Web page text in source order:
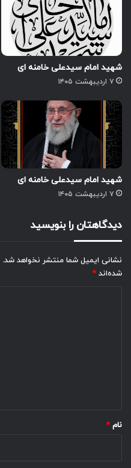
شهید امام سیدعلی خامنه ای
۷ اردیبهشت ۱۴۰۵
شهید امام سیدعلی خامنه ای
۷ اردیبهشت ۱۴۰۵
دیدگاهتان را بنویسید
نشانی ایمیل شما منتشر نخواهد شد.
شده‌اند *
نام *